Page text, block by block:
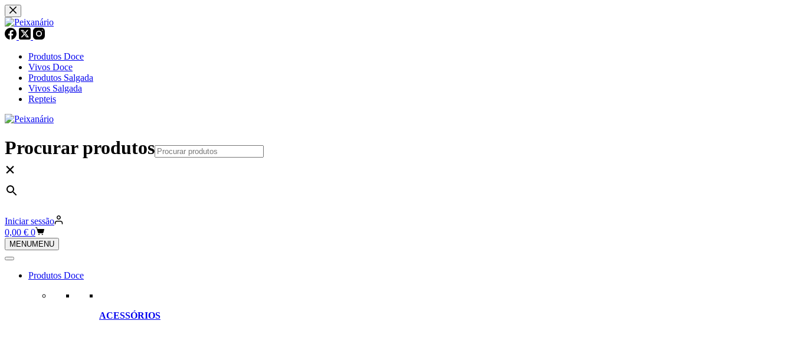
Pular
para
o
conteúdo
Produtos Doce
Vivos Doce
Produtos Salgada
Vivos Salgada
Repteis
Procurar produtos
×
Iniciar sessão
Carrinho
de
compras
0,00 € 0
MENUMENU
Produtos Doce
ACESSÓRIOS